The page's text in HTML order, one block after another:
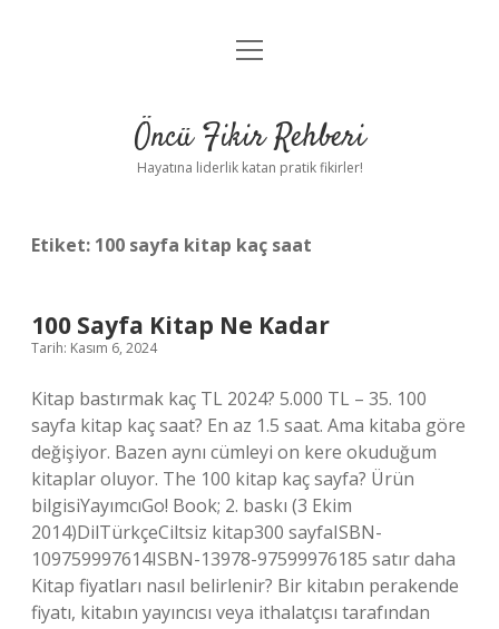
Anasayfa
Yasal Uyarı
menüyü
Öncü Fikir Rehberi
Hayatına liderlik katan pratik fikirler!
Etiket: 100 sayfa kitap kaç saat
100 Sayfa Kitap Ne Kadar
Tarih: Kasım 6, 2024
Kitap bastırmak kaç TL 2024? 5.000 TL – 35. 100
sayfa kitap kaç saat? En az 1.5 saat. Ama kitaba göre
değişiyor. Bazen aynı cümleyi on kere okuduğum
kitaplar oluyor. The 100 kitap kaç sayfa? Ürün
bilgisiYayımcıGo! Book; 2. baskı (3 Ekim
2014)DilTürkçeCiltsiz kitap300 sayfaISBN-
109759997614ISBN-13978-97599976185 satır daha
Kitap fiyatları nasıl belirlenir? Bir kitabın perakende
fiyatı, kitabın yayıncısı veya ithalatçısı tarafından